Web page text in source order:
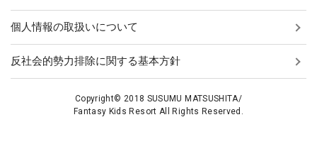
個人情報の取扱いについて
反社会的勢力排除に関する基本方針
Copyright© 2018 SUSUMU MATSUSHITA/
Fantasy Kids Resort All Rights Reserved.